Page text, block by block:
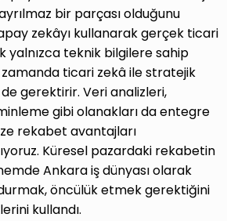
bir parçası olduğunu
zekâyı kullanarak gerçek ticari
teknik bilgilere sahip
ticari zekâ ile stratejik
gerektirir. Veri analizleri,
gibi olanakları da entegre
rekabet avantajları
Küresel pazardaki rekabetin
Ankara iş dünyası olarak
öncülük etmek gerektiğini
kullandı.